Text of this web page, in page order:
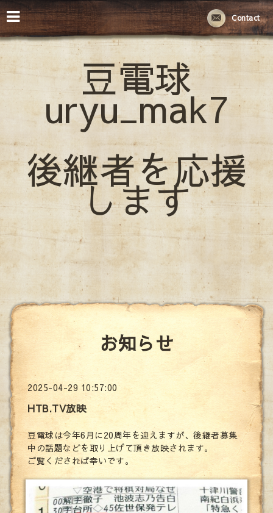
Contact
豆電球
uryu_mak7
後継者を応援
します
お知らせ
2025-04-29 10:57:00
HTB.TV放映
豆電球は今年6月に20周年を迎えますが、後継者募集
中の話題などを取り上げて頂き放映されます。
ご覧くだされば幸いです。